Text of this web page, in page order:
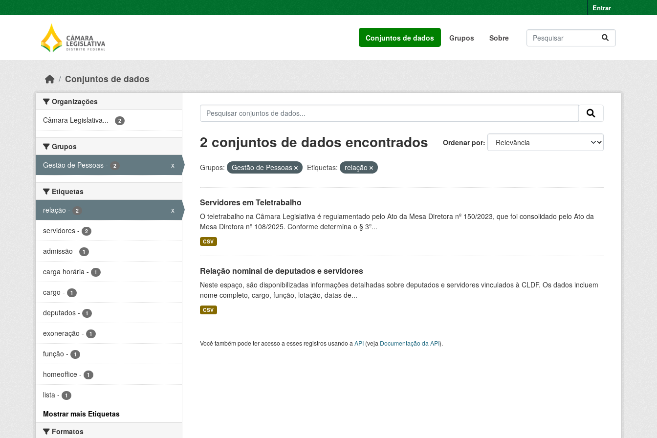
Entrar
Conjuntos de dados Grupos Sobre
Conjuntos de dados
Organizações
Câmara Legislativa... - 2
Grupos
Gestão de Pessoas - 2 x
Etiquetas
relação - 2 x
servidores - 2
admissão - 1
carga horária - 1
cargo - 1
deputados - 1
exoneração - 1
função - 1
homeoffice - 1
lista - 1
Mostrar mais Etiquetas
Formatos
Ordenar por
2 conjuntos de dados encontrados
Grupos: Gestão de Pessoas Etiquetas: relação
Servidores em Teletrabalho
O teletrabalho na Câmara Legislativa é regulamentado pelo Ato da Mesa Diretora nº 150/2023, que foi consolidado pelo Ato da
Mesa Diretora nº 108/2025. Conforme determina o § 3º...
CSV
Relação nominal de deputados e servidores
Neste espaço, são disponibilizadas informações detalhadas sobre deputados e servidores vinculados à CLDF. Os dados incluem
nome completo, cargo, função, lotação, datas de...
CSV
Você também pode ter acesso a esses registros usando a API(veja Documentação da API).